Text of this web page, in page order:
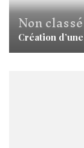
Non classé
Création